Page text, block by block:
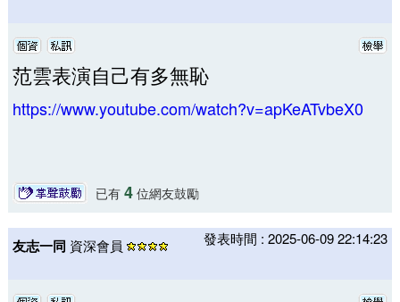
范雲表演自己有多無恥
https://www.youtube.com/watch?v=apKeATvbeX0
已有 4位網友鼓勵
友志一同 資深會員 發表時間 : 2025-06-09 22:14:23